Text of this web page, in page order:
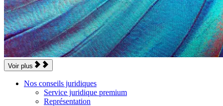
Voir plus
Nos conseils juridiques
Service juridique premium
Représentation